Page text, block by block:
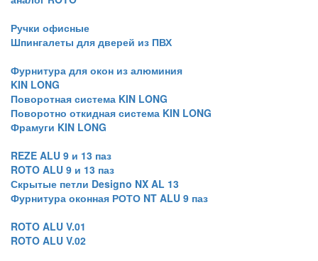
Ручки офисные
Шпингалеты для дверей из ПВХ
Фурнитура для окон из алюминия
KIN LONG
Поворотная система KIN LONG
Поворотно откидная система KIN LONG
Фрамуги KIN LONG
REZE ALU 9 и 13 паз
ROTO ALU 9 и 13 паз
Скрытые петли Designo NX AL 13
Фурнитура оконная РОТО NT ALU 9 паз
ROTO ALU V.01
ROTO ALU V.02